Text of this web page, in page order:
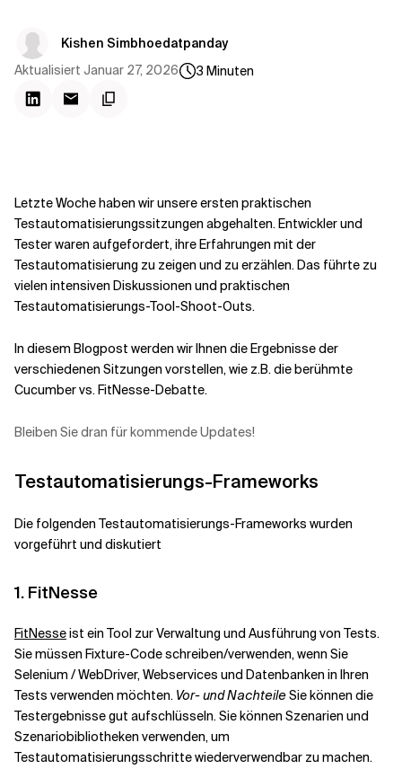
Kishen Simbhoedatpanday
Aktualisiert Januar 27, 2026 3 Minuten
Letzte Woche haben wir unsere ersten praktischen
Testautomatisierungssitzungen abgehalten. Entwickler und
Tester waren aufgefordert, ihre Erfahrungen mit der
Testautomatisierung zu zeigen und zu erzählen. Das führte zu
vielen intensiven Diskussionen und praktischen
Testautomatisierungs-Tool-Shoot-Outs.
In diesem Blogpost werden wir Ihnen die Ergebnisse der
verschiedenen Sitzungen vorstellen, wie z.B. die berühmte
Cucumber vs. FitNesse-Debatte.
Bleiben Sie dran für kommende Updates!
Testautomatisierungs-Frameworks
Die folgenden Testautomatisierungs-Frameworks wurden
vorgeführt und diskutiert
1. FitNesse
FitNesseist ein Tool zur Verwaltung und Ausführung von Tests.
Sie müssen Fixture-Code schreiben/verwenden, wenn Sie
Selenium / WebDriver, Webservices und Datenbanken in Ihren
Tests verwenden möchten. Vor- und NachteileSie können die
Testergebnisse gut aufschlüsseln. Sie können Szenarien und
Szenariobibliotheken verwenden, um
Testautomatisierungsschritte wiederverwendbar zu machen.